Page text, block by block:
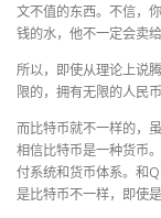
文不值的东西。不信，
钱的水，他不一定会卖
所以，即使从理论上说
限的，拥有无限的人民币
而比特币就不一样的，
相信比特币是一种货币
付系统和货币体系。和
是比特币不一样，即使